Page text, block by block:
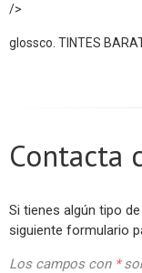
/>
glossco. TINTES
Contacta
Si tienes algún tipo
siguiente formulario
Los campos con *